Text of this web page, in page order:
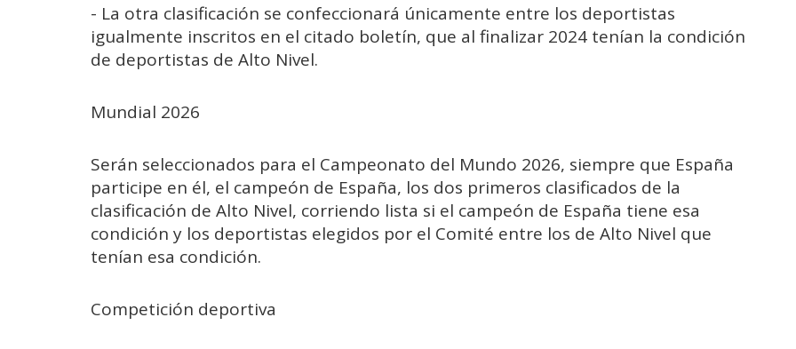
- La otra clasificación se confeccionará únicamente entre los deportistas
igualmente inscritos en el citado boletín, que al finalizar 2024 tenían la condición
de deportistas de Alto Nivel.
Mundial 2026
Serán seleccionados para el Campeonato del Mundo 2026, siempre que España
participe en él, el campeón de España, los dos primeros clasificados de la
clasificación de Alto Nivel, corriendo lista si el campeón de España tiene esa
condición y los deportistas elegidos por el Comité entre los de Alto Nivel que
tenían esa condición.
Competición deportiva